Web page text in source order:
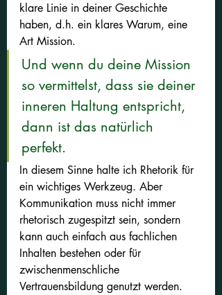
klare Linie in deiner Geschichte
haben, d.h. ein klares Warum, eine
Art Mission.
Und wenn du deine Mission
so vermittelst, dass sie deiner
inneren Haltung entspricht,
dann ist das natürlich
perfekt.
In diesem Sinne halte ich Rhetorik für
ein wichtiges Werkzeug. Aber
Kommunikation muss nicht immer
rhetorisch zugespitzt sein, sondern
kann auch einfach aus fachlichen
Inhalten bestehen oder für
zwischenmenschliche
Vertrauensbildung genutzt werden.